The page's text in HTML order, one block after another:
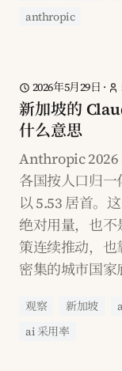
anthropic
2026年5月29日 ·
新加坡的
什么意思
Anthropic 2026
各国按人口归
以 5.53 居首。
绝对用量，也
策连续推动，
密集的城市国家
观察 新加坡
ai 采用率